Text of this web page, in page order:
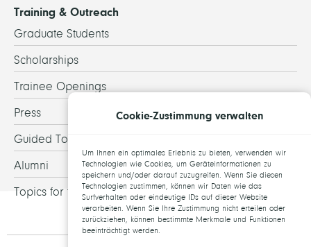
Training & Outreach
Graduate Students
Scholarships
Trainee Openings
Press
Guided Tours
Alumni
Topics for theses
Cookie-Zustimmung verwalten
Um Ihnen ein optimales Erlebnis zu bieten, verwenden wir
Technologien wie Cookies, um Geräteinformationen zu
speichern und/oder darauf zuzugreifen. Wenn Sie diesen
Technologien zustimmen, können wir Daten wie das
Surfverhalten oder eindeutige IDs auf dieser Website
verarbeiten. Wenn Sie Ihre Zustimmung nicht erteilen oder
zurückziehen, können bestimmte Merkmale und Funktionen
beeinträchtigt werden.